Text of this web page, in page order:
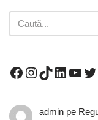
adminpe